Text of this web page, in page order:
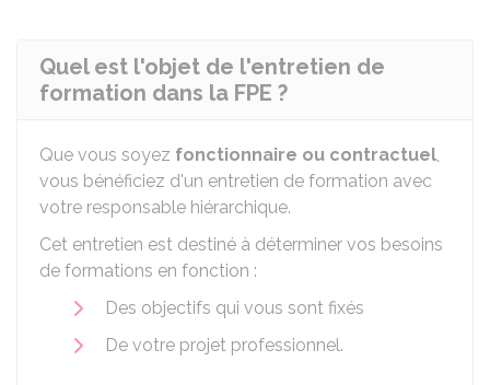
Quel est l'objet de l'entretien de
formation dans la FPE ?
Que vous soyez fonctionnaire ou contractuel,
vous bénéficiez d'un entretien de formation avec
votre responsable hiérarchique.
Cet entretien est destiné à déterminer vos besoins
de formations en fonction :
Des objectifs qui vous sont fixés
De votre projet professionnel.